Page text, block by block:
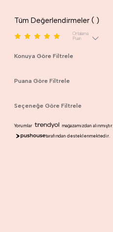
Tüm Değerlendirmeler ( )
Ortalama
Puan
Konuya Göre Filtrele
Puana Göre Filtrele
Seçeneğe Göre Filtrele
Yorumlar
mağazamızdan alınmıştır.
tarafından desteklenmektedir.